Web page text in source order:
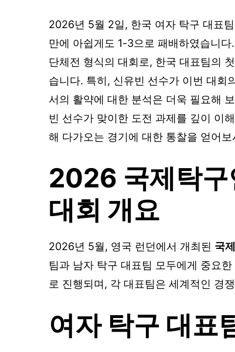
2026년 5월 2일, 한국 여자 탁구 대표
만에 아쉽게도 1-3으로 패배하였습니
단체전 형식의 대회로, 한국 대표팀의
습니다. 특히, 신유빈 선수가 이번 대회
서의 활약에 대한 분석은 더욱 필요해
빈 선수가 맞이한 도전 과제를 깊이 이
해 다가오는 경기에 대한 통찰을 얻어
2026 국제탁구
대회 개요
2026년 5월, 영국 런던에서 개최된 국
팀과 남자 탁구 대표팀 모두에게 중요
로 진행되며, 각 대표팀은 세계적인 경
여자 탁구 대표